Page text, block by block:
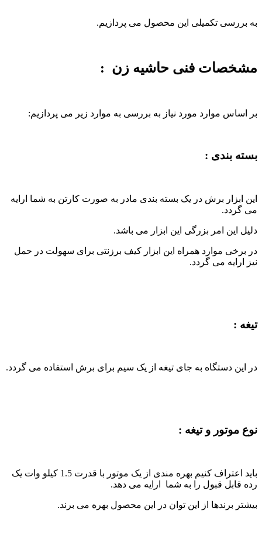
به بررسی تکمیلی این محصول می پردازیم.
مشخصات فنی حاشیه زن :
بر اساس موارد مورد نیاز به بررسی به موارد زیر می پردازیم:
بسته بندی :
این ابزار برش در یک بسته بندی مادر به صورت کارتن به شما ارایه
می گردد.
دلیل این امر بزرگی این ابزار می باشد.
در برخی موارد همراه این ابزار کیف برزنتی برای سهولت در حمل
نیز ارایه می گردد.
تیغه :
در این دستگاه به جای تیغه از یک سیم برای برش استفاده می گردد.
نوع موتور و تیغه :
باید اعتراف کنیم بهره مندی از یک موتور با قدرت 1.5 کیلو وات یک
رده قابل قبول را به شما
ارایه می دهد.
بیشتر برندها از این توان در این محصول بهره می برند.